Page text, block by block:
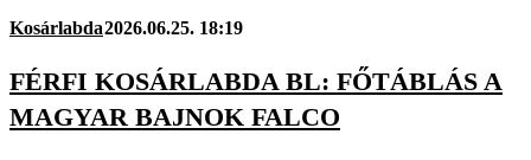
Kosárlabda2026.06.25. 18:19
FÉRFI KOSÁRLABDA BL: FŐTÁBLÁS A
MAGYAR BAJNOK FALCO